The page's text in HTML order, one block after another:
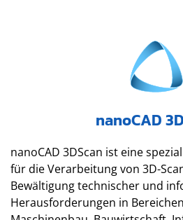
nanoCAD
nanoCAD 3DScan ist eine
für die Verarbeitung von 3D-
Bewältigung technischer und
Herausforderungen in